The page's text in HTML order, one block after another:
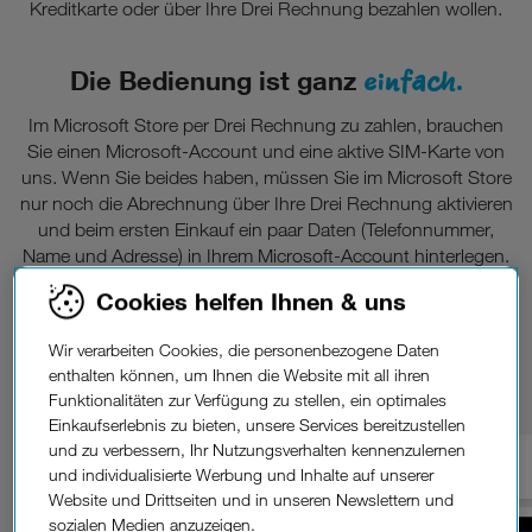
Kreditkarte oder über Ihre Drei Rechnung bezahlen wollen.
Die Bedienung ist ganz einfach.
Im Microsoft Store per Drei Rechnung zu zahlen, brauchen
Sie einen Microsoft-Account und eine aktive SIM-Karte von
uns. Wenn Sie beides haben, müssen Sie im Microsoft Store
nur noch die Abrechnung über Ihre Drei Rechnung aktivieren
und beim ersten Einkauf ein paar Daten (Telefonnummer,
Name und Adresse) in Ihrem Microsoft-Account hinterlegen.
Danach ist die Bezahlung per Drei Rechnung für Ihre
Rufnummer aktiviert und Sie können damit einfach und
Bezahlenim Microsoft Store.
1.Neue Zahlungsmethode hinzufügen.
Cookies helfen Ihnen & uns
Wir verarbeiten Cookies, die personenbezogene Daten
enthalten können, um Ihnen die Website mit all ihren
Funktionalitäten zur Verfügung zu stellen, ein optimales
Einkaufserlebnis zu bieten, unsere Services bereitzustellen
und zu verbessern, Ihr Nutzungsverhalten kennenzulernen
und individualisierte Werbung und Inhalte auf unserer
Website und Drittseiten und in unseren Newslettern und
sozialen Medien anzuzeigen.